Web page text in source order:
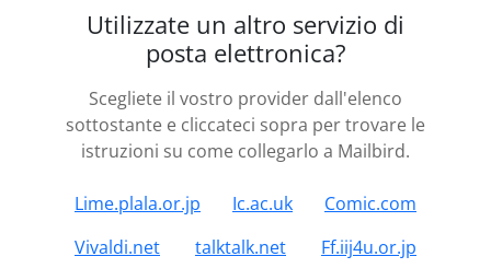
Utilizzate un altro servizio di
posta elettronica?
Scegliete il vostro provider dall'elenco
sottostante e cliccateci sopra per trovare le
istruzioni su come collegarlo a Mailbird.
Lime.plala.or.jp Ic.ac.uk
Comic.com
Vivaldi.net
talktalk.net
Ff.iij4u.or.jp